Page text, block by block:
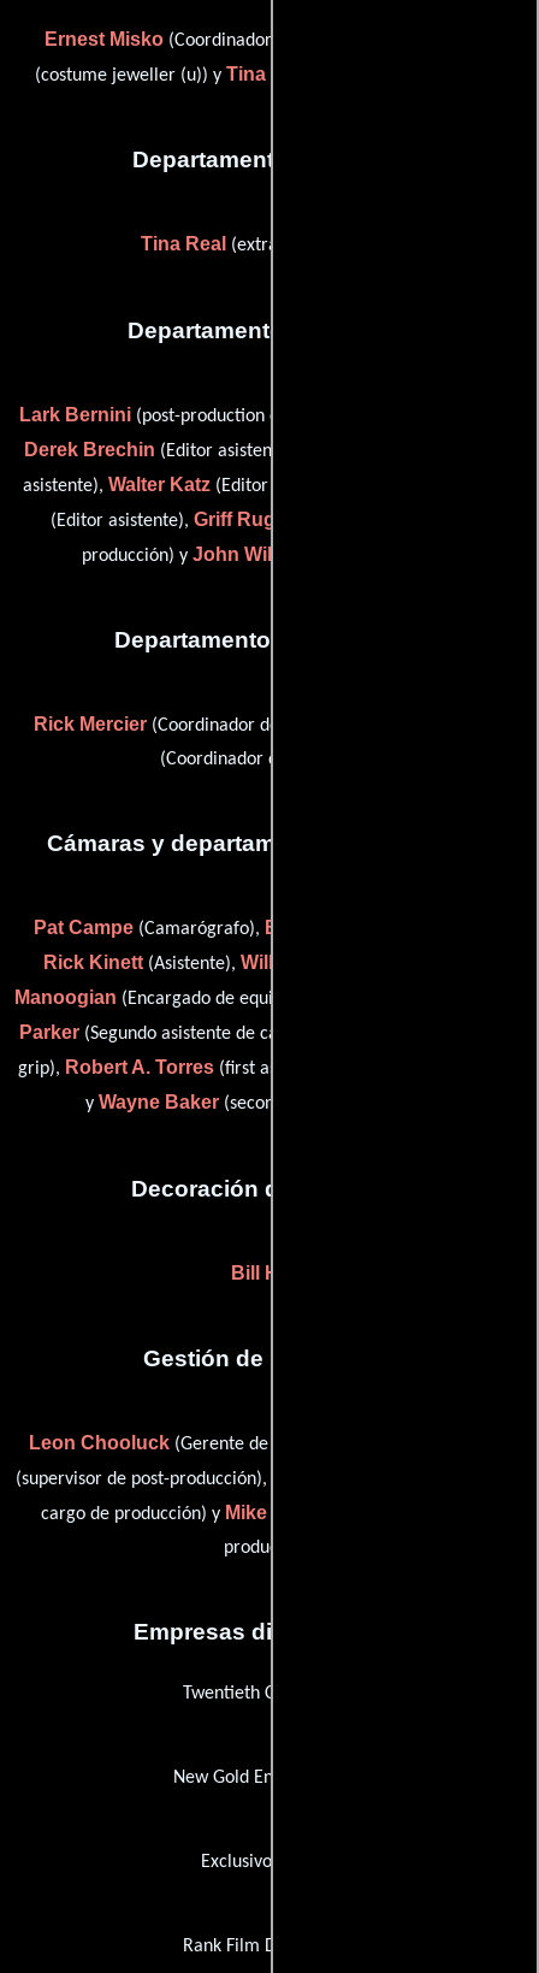
Ernest Misko(Coordinador de vestuario),
(costume jeweller (u)) y Tina Joseff
Departamento de reparto
Tina Real (extras casting: local)
Departamento de editorial
Lark Bernini (post-production coordinator (as Lark Wiltshire)),
Derek Brechin (Editor asistente),
asistente), Walter Katz (Editor adicional),
(Editor asistente), Griff Ruggles
producción) y John Williams
Departamento de transporte
Rick Mercier(Coordinador de transporte) y
(Coordinador de transporte)
Cámaras y departamento de electricidad
Pat Campe(Camarógrafo), Bill Johnson
Rick Kinett(Asistente), Wilbur Kinnett
Manoogian (Encargado de equipamiento de cámara),
Parker(Segundo asistente de cámara),
grip), Robert A. Torres (first assistant camera (as Bob Torres))
y Wayne Baker (second assistant camera (u))
Decoración de escenario
Bill Harp
Gestión de producción
Leon Chooluck(Gerente de unidad),
(supervisor de post-producción),
cargo de producción) y Mike Moder
producción)
Empresas distribuidoras
Twentieth Century Fox
New Gold Entertainment
Exclusivos Triunfo
Rank Film Distributors